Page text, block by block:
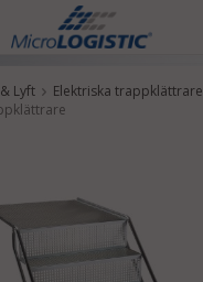
har blivit tillagd i varukorgen
Lyft Elektriska trappklättrare